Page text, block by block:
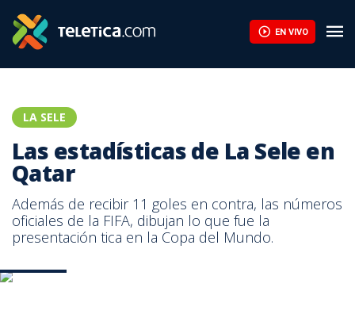
EN VIVO
LA SELE
Las estadísticas de La Sele en
Qatar
Además de recibir 11 goles en contra, las números
oficiales de la FIFA, dibujan lo que fue la
presentación tica en la Copa del Mundo.